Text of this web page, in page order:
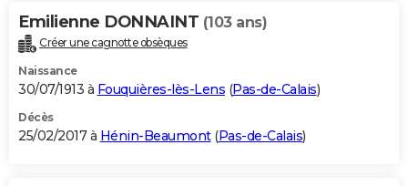
Emilienne DONNAINT (103 ans)
Créer une cagnotte obsèques
Naissance
30/07/1913 à Fouquières-lès-Lens (Pas-de-Calais)
Décès
25/02/2017 à Hénin-Beaumont(Pas-de-Calais)